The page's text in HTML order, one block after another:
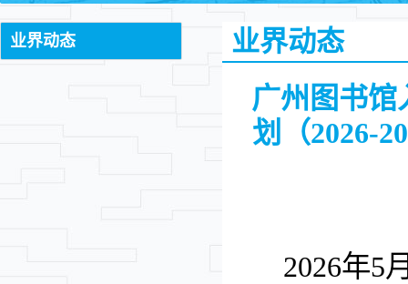
业界动态 业界动态
广州图书
划（2026-
2026年5